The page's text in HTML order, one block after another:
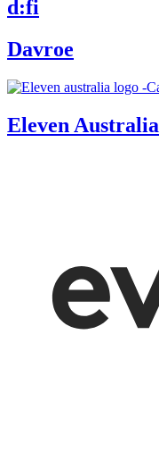
d:fi
Davroe
Eleven Australia